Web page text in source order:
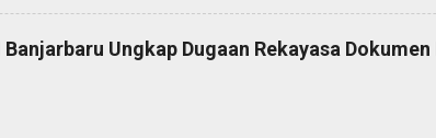
T erkait Berlaku nya KUHP dan KUHAP Baru. k epada
mengatakan bahwa, Penerapan KUHP dan KUHAP
kita semua. Selama ini kita menggunakan
Ungkap Dugaan Rekayasa Dokumen